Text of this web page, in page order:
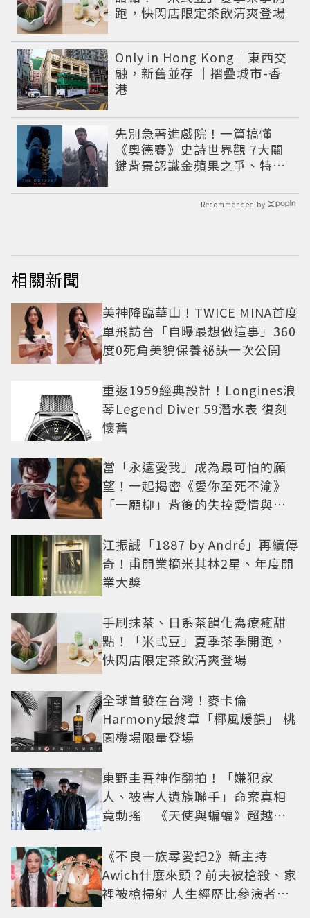
跑，快閃店限定茶飲清爽登場
Only in Hong Kong｜東西交
融，新舊並存 ｜摺疊城市-香
港
先別急著進戲院！一篇搞懂
《奧德賽》史詩世界觀 7大關
鍵背景認識金蘋果之爭、特洛
Recommended by
相關新聞
美神降臨華山！TWICE MINA首度
單飛訪台「自曝最想做這事」360
度0死角美貌保養祕訣一次公開
重返1959經典設計！Longines浪
琴Legend Diver 59潛水表 復刻
懷舊
當「永遠愛我」成為最可怕的願
望！一起揭密《愛你至死不渝》
「一願柳」背後的失控愛情與爆
江振誠「1887 by André」再續傳
奇！甫開業摘米其林2星、年度開
業大獎
手刷抹茶、日系茶韻化為療癒甜
點！「米弎豆」夏季茶季開跑，
快閃店限定茶飲清爽登場
全球首發在台灣！麥卡倫
Harmony最終章「椰風煖韻」 桃
園機場限量登場
東野圭吾神作翻拍！「嫌犯家
人、被害人遺族聯手」命案真相
竟動搖 《天使與蝙蝠》超越懸
《不良一族尋愛記2》新主持
Awich什麼來頭？前夫被槍殺、家
裡被槍掃射 人生經歷比參演者還